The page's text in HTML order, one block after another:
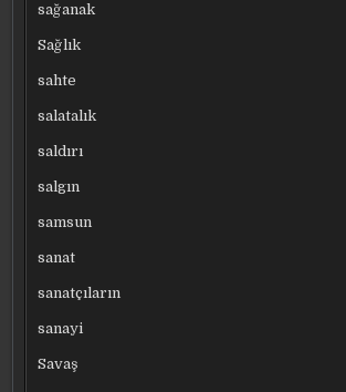
sağanak
Sağlık
sahte
salatalık
saldırı
salgın
samsun
sanat
sanatçıların
sanayi
Savaş